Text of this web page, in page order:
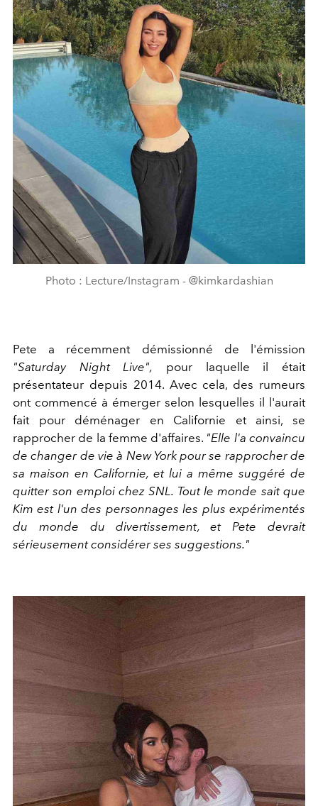
Photo : Lecture/Instagram - @kimkardashian
Pete a récemment démissionné de l'émission
"Saturday Night Live", pour laquelle il était
présentateur depuis 2014. Avec cela, des rumeurs
ont commencé à émerger selon lesquelles il l'aurait
fait pour déménager en Californie et ainsi, se
rapprocher de la femme d'affaires. "Elle l'a convaincu
de changer de vie à New York pour se rapprocher de
sa maison en Californie, et lui a même suggéré de
quitter son emploi chez SNL. Tout le monde sait que
Kim est l'un des personnages les plus expérimentés
du monde du divertissement, et Pete devrait
sérieusement considérer ses suggestions."